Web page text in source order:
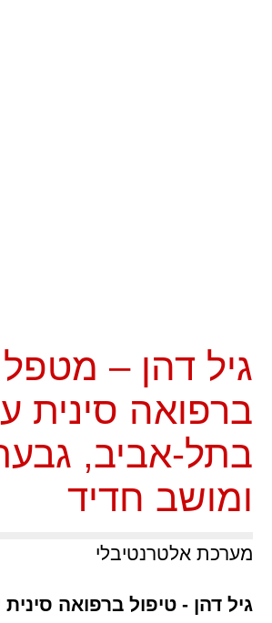
גיל דהן – מטפל
ברפואה סינית
בתל-אביב,
ומושב חדיד
מערכת אלטרנטיבלי
גיל דהן - טיפול ברפואה